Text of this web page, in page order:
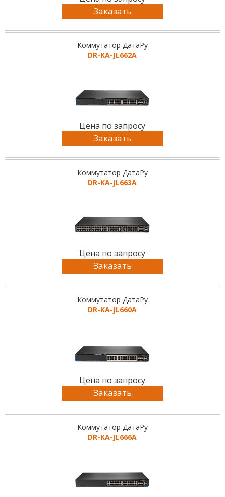
Заказать
Коммутатор ДатаРу
DR-KА-JL662A
Цена по запросу
Заказать
Коммутатор ДатаРу
DR-KА-JL663A
Цена по запросу
Заказать
Коммутатор ДатаРу
DR-KА-JL660A
Цена по запросу
Заказать
Коммутатор ДатаРу
DR-KА-JL666A